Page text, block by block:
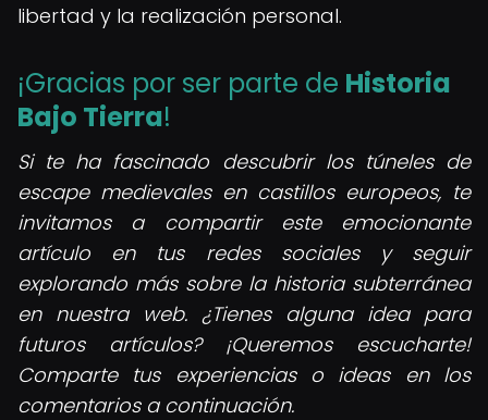
libertad y la realización personal.
¡Gracias por ser parte de Historia
Bajo Tierra!
Si te ha fascinado descubrir los túneles de
escape medievales en castillos europeos, te
invitamos a compartir este emocionante
artículo en tus redes sociales y seguir
explorando más sobre la historia subterránea
en nuestra web. ¿Tienes alguna idea para
futuros artículos? ¡Queremos escucharte!
Comparte tus experiencias o ideas en los
comentarios a continuación.